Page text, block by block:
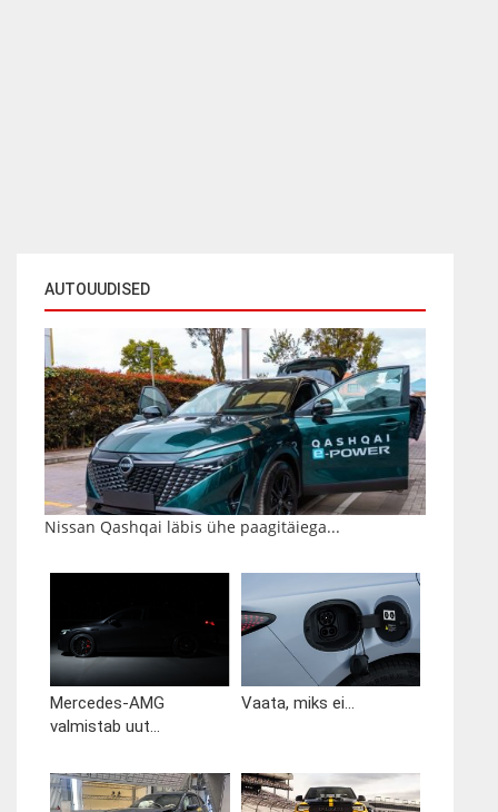
AUTOUUDISED
Nissan Qashqai läbis ühe paagitäiega...
Mercedes-AMG
valmistab uut...
Vaata, miks ei...